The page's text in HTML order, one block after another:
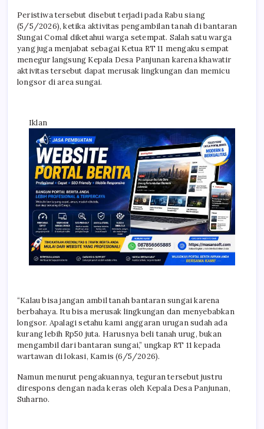
Peristiwa tersebut disebut terjadi pada Rabu siang
(5/5/2026), ketika aktivitas pengambilan tanah di bantaran
Sungai Comal diketahui warga setempat. Salah satu warga
yang juga menjabat sebagai Ketua RT 11 mengaku sempat
menegur langsung Kepala Desa Panjunan karena khawatir
aktivitas tersebut dapat merusak lingkungan dan memicu
longsor di area sungai.
Iklan
“Kalau bisa jangan ambil tanah bantaran sungai karena
berbahaya. Itu bisa merusak lingkungan dan menyebabkan
longsor. Apalagi setahu kami anggaran urugan sudah ada
kurang lebih Rp50 juta. Harusnya beli tanah urug, bukan
mengambil dari bantaran sungai,” ungkap RT 11 kepada
wartawan di lokasi, Kamis (6/5/2026).
Namun menurut pengakuannya, teguran tersebut justru
direspons dengan nada keras oleh Kepala Desa Panjunan,
Suharno.